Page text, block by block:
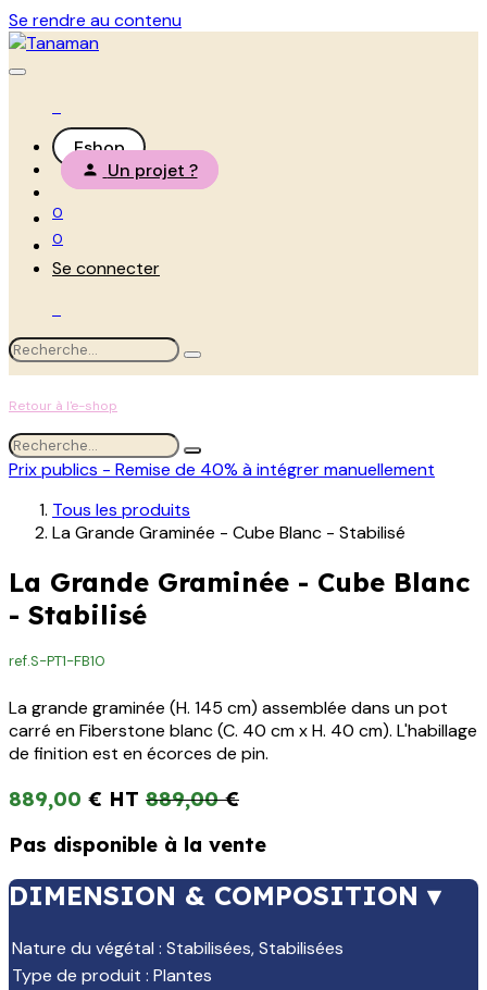
Se rendre au contenu
Eshop
Un projet ?
0
0
Se connecter
Retour à l'e-shop
Prix publics - Remise de 40% à intégrer manuellement
Tous les produits
La Grande Graminée - Cube Blanc - Stabilisé
La Grande Graminée - Cube Blanc
- Stabilisé
ref.S-PT1-FB10
La grande graminée (H. 145 cm) assemblée dans un pot
carré en Fiberstone blanc (C. 40 cm x H. 40 cm). L'habillage
de finition est en écorces de pin.
889,00 € 889,00€
Pas disponible à la vente
DIMENSION & COMPOSITION ▾
Nature du végétal : Stabilisées,Stabilisées
Type de produit : Plantes